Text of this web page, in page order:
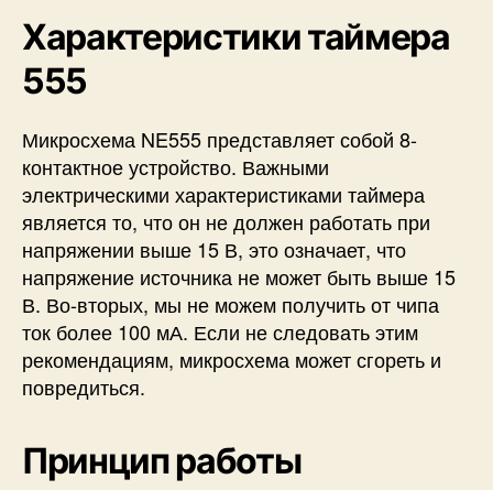
Характеристики таймера
555
Микросхема NE555 представляет собой 8-
контактное устройство. Важными
электрическими характеристиками таймера
является то, что он не должен работать при
напряжении выше 15 В, это означает, что
напряжение источника не может быть выше 15
В. Во-вторых, мы не можем получить от чипа
ток более 100 мА. Если не следовать этим
рекомендациям, микросхема может сгореть и
повредиться.
Принцип работы